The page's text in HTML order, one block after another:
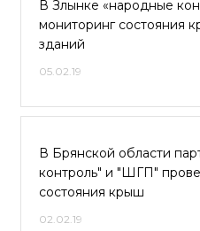
В Злынке «народные
мониторинг состояния
зданий
05.02.19
В Брянской области
контроль" и "ШГП"
состояния крыш
02.02.19